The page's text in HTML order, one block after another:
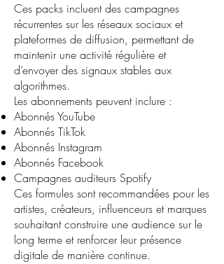
Ces packs incluent des campagnes
récurrentes sur les réseaux sociaux et
plateformes de diffusion, permettant de
maintenir une activité régulière et
d’envoyer des signaux stables aux
algorithmes.
Les abonnements peuvent inclure :
Abonnés YouTube
Abonnés TikTok
Abonnés Instagram
Abonnés Facebook
Campagnes auditeurs Spotify
Ces formules sont recommandées pour les
artistes, créateurs, influenceurs et marques
souhaitant construire une audience sur le
long terme et renforcer leur présence
digitale de manière continue.